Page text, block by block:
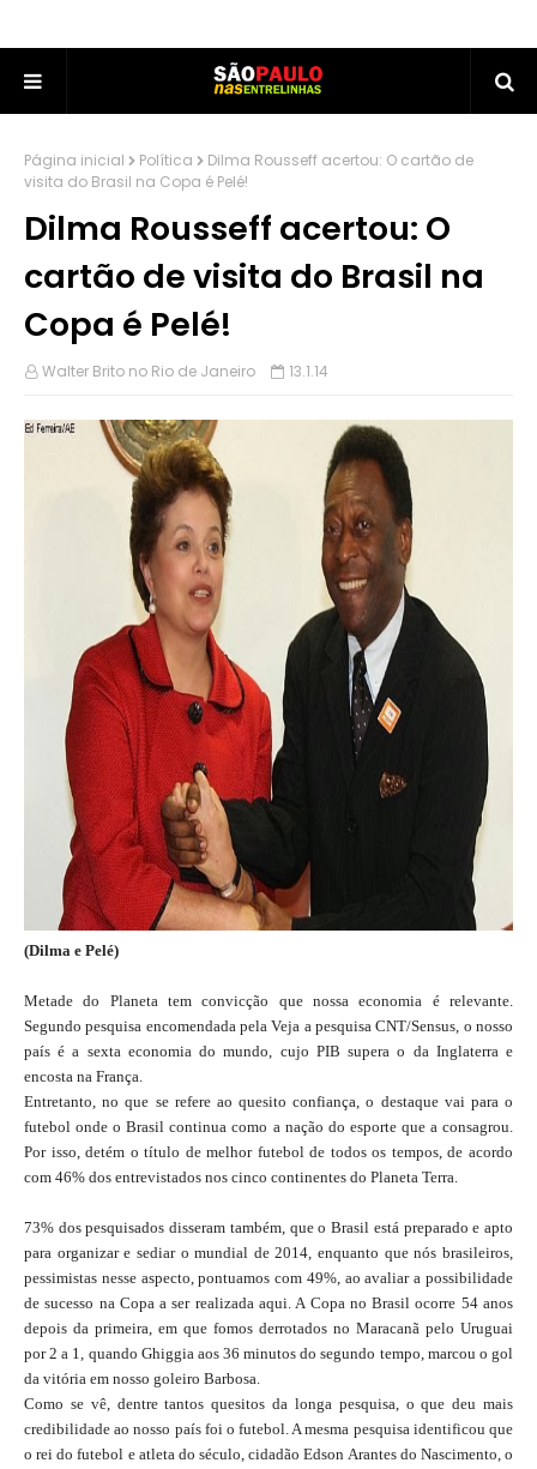
Página inicial Política
Dilma Rousseff acertou: O cartão de
visita do Brasil na Copa é Pelé!
Dilma Rousseff acertou: O
cartão de visita do Brasil na
Copa é Pelé!
Walter Brito no Rio de Janeiro 13.1.14
(Dilma e Pelé)
Metade do Planeta tem convicção que nossa economia é relevante.
Segundo pesquisa encomendada pela Veja a pesquisa CNT/Sensus, o nosso
país é a sexta economia do mundo, cujo PIB supera o da Inglaterra e
encosta na França.
Entretanto, no que se refere ao quesito confiança, o destaque vai para o
futebol onde o Brasil continua como a nação do esporte que a consagrou.
Por isso, detém o título de melhor futebol de todos os tempos, de acordo
com 46% dos entrevistados nos cinco continentes do Planeta Terra.
73% dos pesquisados disseram também, que o Brasil está preparado e apto
para organizar e sediar o mundial de 2014, enquanto que nós brasileiros,
pessimistas nesse aspecto, pontuamos com 49%, ao avaliar a possibilidade
de sucesso na Copa a ser realizada aqui. A Copa no Brasil ocorre 54 anos
depois da primeira, em que fomos derrotados no Maracanã pelo Uruguai
por 2 a 1, quando Ghiggia aos 36 minutos do segundo tempo, marcou o gol
da vitória em nosso goleiro Barbosa.
Como se vê, dentre tantos quesitos da longa pesquisa, o que deu mais
credibilidade ao nosso país foi o futebol. A mesma pesquisa identificou que
o rei do futebol e atleta do século, cidadão Edson Arantes do Nascimento, o